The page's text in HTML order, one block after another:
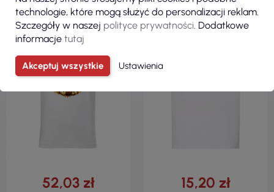
52,03 zł
100% BAWEŁNA
REGULAR
15,20 zł
technologie, które mogą służyć do personalizacji reklam.
Szczegóły w naszej polityce prywatności. Dodatkowe
informacje tutaj
Akceptuj wszystkie Ustawienia